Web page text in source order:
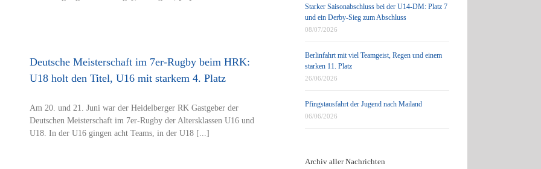
Deutsche Meisterschaft im 7er-Rugby beim HRK:
U18 holt den Titel, U16 mit starkem 4. Platz
Am 20. und 21. Juni war der Heidelberger RK Gastgeber der
Deutschen Meisterschaft im 7er-Rugby der Altersklassen U16 und
U18. In der U16 gingen acht Teams, in der U18 [...]
Starker Saisonabschluss bei der U14-DM: Platz 7
und ein Derby-Sieg zum Abschluss
08/07/2026
Berlinfahrt mit viel Teamgeist, Regen und einem
starken 11. Platz
26/06/2026
Pfingstausfahrt der Jugend nach Mailand
06/06/2026
Archiv aller Nachrichten